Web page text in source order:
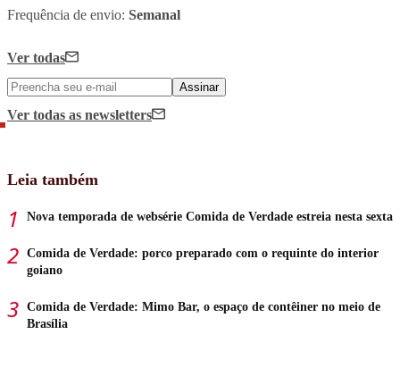
Frequência de envio: Semanal
Ver todas
Assinar
Ver todas as newsletters
Leia também
Nova temporada de websérie Comida de Verdade estreia nesta sexta
Comida de Verdade: porco preparado com o requinte do interior
goiano
Comida de Verdade: Mimo Bar, o espaço de contêiner no meio de
Brasília